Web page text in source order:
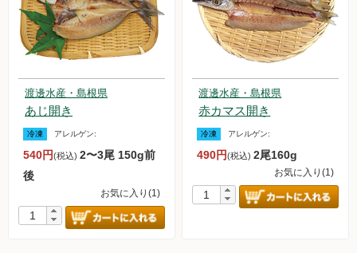
渡邊水産・島根県
あじ開き
冷凍 アレルゲン:
540円(税込) 2〜3尾 150g前
後
お気に入り(1)
渡邊水産・島根県
赤カマス開き
冷凍 アレルゲン:
490円(税込)2尾160g
お気に入り(1)